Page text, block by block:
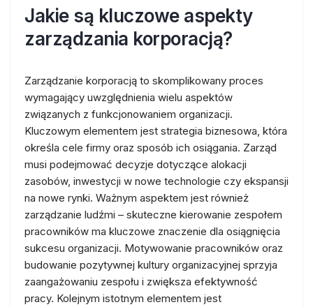
Jakie są kluczowe aspekty
zarządzania korporacją?
Zarządzanie korporacją to skomplikowany proces
wymagający uwzględnienia wielu aspektów
związanych z funkcjonowaniem organizacji.
Kluczowym elementem jest strategia biznesowa, która
określa cele firmy oraz sposób ich osiągania. Zarząd
musi podejmować decyzje dotyczące alokacji
zasobów, inwestycji w nowe technologie czy ekspansji
na nowe rynki. Ważnym aspektem jest również
zarządzanie ludźmi – skuteczne kierowanie zespołem
pracowników ma kluczowe znaczenie dla osiągnięcia
sukcesu organizacji. Motywowanie pracowników oraz
budowanie pozytywnej kultury organizacyjnej sprzyja
zaangażowaniu zespołu i zwiększa efektywność
pracy. Kolejnym istotnym elementem jest